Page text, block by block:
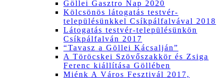
Göllei Gasztro Nap 2020
Kölcsönös látogatás testvér-
településünkkel Csíkpálfalvával 2018
Látogatás testvér-településünkön
Csíkpálfalván 2017
“Tavasz a Göllei Kácsalján”
A Töröcskei Szövőszakkör és Zsiga
Ferenc kiállítása Göllében
Miénk A Város Fesztivál 2017,